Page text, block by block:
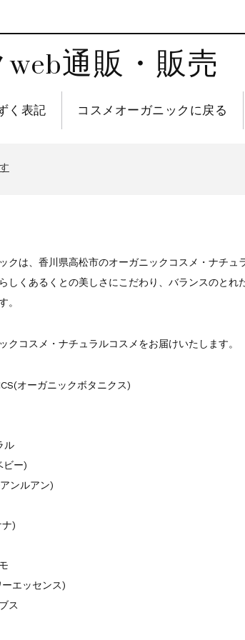
通販・販売
く表記 コスメオーガニックに戻る
クは、香川県高松市のオーガニックコスメ・ナチ
しくあるくとの美しさにこだわり、バランスのと
。
クコスメ・ナチュラルコスメをお届けいたします。
オーガニックボタニクス)
ル
ビー)
ンルアン)
)
エッセンス)
ス